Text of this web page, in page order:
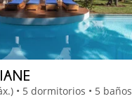
• 5 dormitorios • 5 baños